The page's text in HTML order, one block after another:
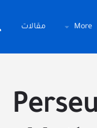
More مقالات